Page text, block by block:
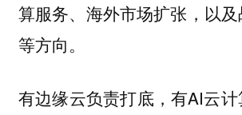
算服务、海外市场扩张，以
等方向。
有边缘云负责打底，有AI云计